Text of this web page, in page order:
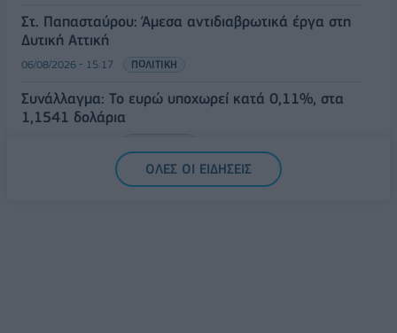
Στ. Παπασταύρου: Άμεσα αντιδιαβρωτικά έργα στη
Δυτική Αττική
06/08/2026 - 15:17 ΠΟΛΙΤΙΚΗ
Συνάλλαγμα: Το ευρώ υποχωρεί κατά 0,11%, στα
1,1541 δολάρια
ΟΛΕΣ ΟΙ ΕΙΔΗΣΕΙΣ